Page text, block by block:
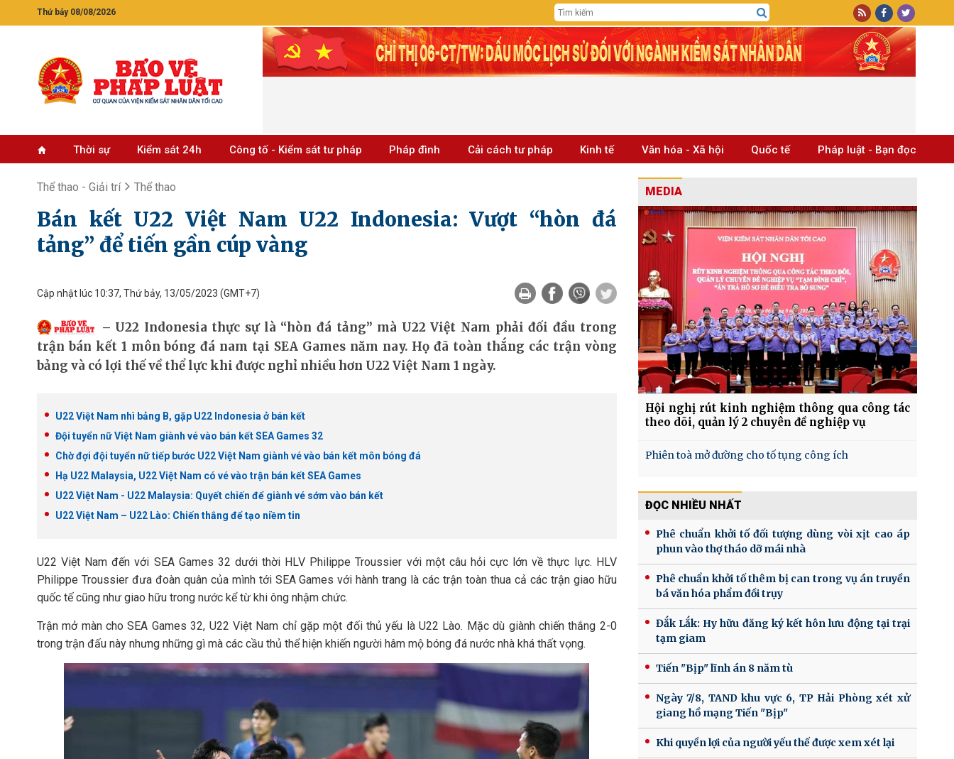
Thứ bảy 08/08/2026
Thời sự Kiểm sát 24h Công tố - Kiểm sát tư pháp Pháp đình Cải cách tư pháp Kinh tế Văn hóa - Xã hội Quốc tế Pháp luật - Bạn đọc
Thể thao - Giải trí Thể thao
Bán kết U22 Việt Nam U22 Indonesia: Vượt “hòn đá
tảng” để tiến gần cúp vàng
Cập nhật lúc 10:37, Thứ bảy, 13/05/2023 (GMT+7)
U22 Indonesia thực sự là “hòn đá tảng” mà U22 Việt Nam phải đối đầu trong
trận bán kết 1 môn bóng đá nam tại SEA Games năm nay. Họ đã toàn thắng các trận vòng
bảng và có lợi thế về thể lực khi được nghỉ nhiều hơn U22 Việt Nam 1 ngày.
U22 Việt Nam nhì bảng B, gặp U22 Indonesia ở bán kết
Đội tuyển nữ Việt Nam giành vé vào bán kết SEA Games 32
Chờ đợi đội tuyển nữ tiếp bước U22 Việt Nam giành vé vào bán kết môn bóng đá
Hạ U22 Malaysia, U22 Việt Nam có vé vào trận bán kết SEA Games
U22 Việt Nam - U22 Malaysia: Quyết chiến để giành vé sớm vào bán kết
U22 Việt Nam – U22 Lào: Chiến thắng để tạo niềm tin
U22 Việt Nam đến với SEA Games 32 dưới thời HLV Philippe Troussier với một câu hỏi cực lớn về thực lực. HLV
Philippe Troussier đưa đoàn quân của mình tới SEA Games với hành trang là các trận toàn thua cả các trận giao hữu
quốc tế cũng như giao hữu trong nước kể từ khi ông nhậm chức.
Trận mở màn cho SEA Games 32, U22 Việt Nam chỉ gặp một đối thủ yếu là U22 Lào. Mặc dù giành chiến thắng 2-0
trong trận đấu này nhưng những gì mà các cầu thủ thể hiện khiến người hâm mộ bóng đá nước nhà khá thất vọng.
MEDIA
Hội nghị rút kinh nghiệm thông qua công tác
theo dõi, quản lý 2 chuyên đề nghiệp vụ
Phiên toà mở đường cho tố tụng công ích
ĐỌC NHIỀU NHẤT
Phê chuẩn khởi tố đối tượng dùng vòi xịt cao áp
phun vào thợ tháo dỡ mái nhà
Phê chuẩn khởi tố thêm bị can trong vụ án truyền
bá văn hóa phẩm đồi trụy
Đắk Lắk: Hy hữu đăng ký kết hôn lưu động tại trại
tạm giam
Tiến "Bịp" lĩnh án 8 năm tù
Ngày 7/8, TAND khu vực 6, TP Hải Phòng xét xử
giang hồ mạng Tiến "Bịp"
Khi quyền lợi của người yếu thế được xem xét lại